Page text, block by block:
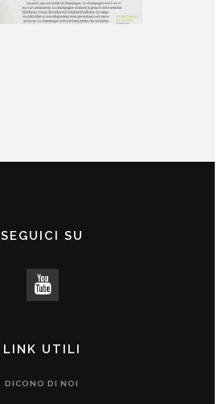
SEGUICI SU
LINK UTILI
DICONO DI NOI